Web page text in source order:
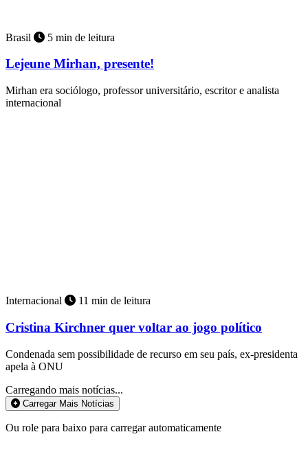
Brasil 5 min de leitura
Lejeune Mirhan, presente!
Mirhan era sociólogo, professor universitário, escritor e analista
internacional
Internacional 11 min de leitura
Cristina Kirchner quer voltar ao jogo político
Condenada sem possibilidade de recurso em seu país, ex-presidenta
apela à ONU
Carregando mais notícias...
Carregar Mais Notícias
Ou role para baixo para carregar automaticamente